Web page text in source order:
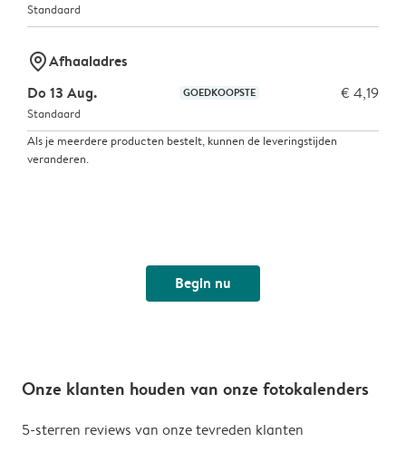
Standaard
marker-pinAfhaaladres
Do 13 Aug.
GOEDKOOPSTE € 4,19
Standaard
Als je meerdere producten bestelt, kunnen de leveringstijden
veranderen.
Begin nu
Onze klanten houden van onze fotokalenders
5-sterren reviews van onze tevreden klanten